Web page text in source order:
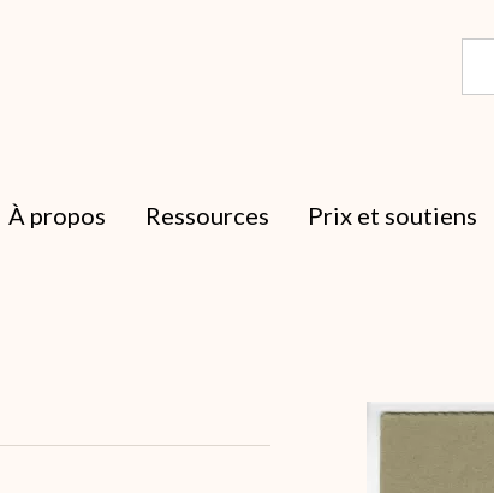
À propos Ressources Prix et soutiens
Archive